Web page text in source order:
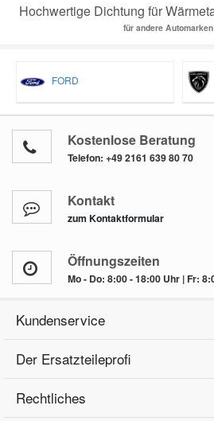
Hochwertige Dichtung für
für andere Automarken
FORD
Kostenlose Beratung
Telefon: +49 2161 639 80 70
Kontakt
zum Kontaktformular
Öffnungszeiten
Mo - Do: 8:00 - 18:00 Uhr | Fr:
Kundenservice
Der Ersatzteileprofi
Rechtliches